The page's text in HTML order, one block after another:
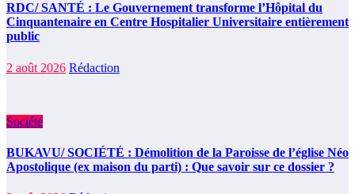
RDC/ SANTÉ : Le Gouvernement transforme l’Hôpital du
Cinquantenaire en Centre Hospitalier Universitaire entièrement
public
2 août 2026 Rédaction
Société
BUKAVU/ SOCIÉTÉ : Démolition de la Paroisse de l’église Néo
Apostolique (ex maison du parti) : Que savoir sur ce dossier ?